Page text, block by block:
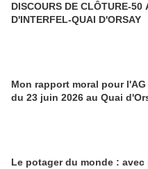
DISCOURS DE CLÔTURE-50
D'INTERFEL-QUAI D'ORSAY
Mon rapport moral pour
du 23 juin 2026 au Quai
Le potager du monde : avec